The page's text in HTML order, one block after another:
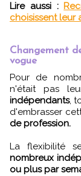
Lire aussi :
choisissent leur
Changement
vogue
Pour de nombreux conseillers, le secteur du voyage
n'était pas
indépendants,
d'embrasser
de profession.
La flexibilité
nombreux
ou plus par